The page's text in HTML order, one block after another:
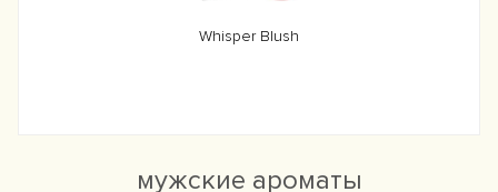
Whisper Blush
мужские ароматы